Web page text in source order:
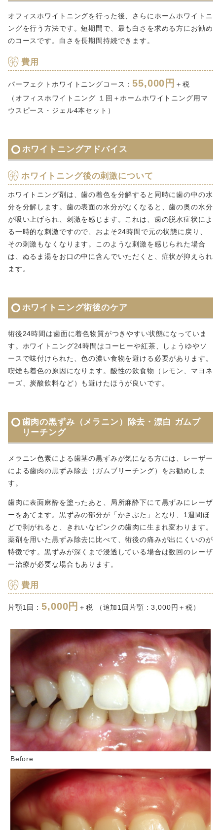
オフィスホワイトニングを行った後、さらにホームホワイトニ
ングを行う方法です。短期間で、最も白さを求める方にお勧め
のコースです。白さを長期間持続できます。
費用
パーフェクトホワイトニングコース：55,000円 ＋税
（オフィスホワイトニング １回＋ホームホワイトニング用マ
ウスピース・ジェル4本セット）
ホワイトニングアドバイス
ホワイトニング後の刺激について
ホワイトニング剤は、歯の着色を分解すると同時に歯の中の水
分を分解します。歯の表面の水分がなくなると、歯の奥の水分
が吸い上げられ、刺激を感じます。これは、歯の脱水症状によ
る一時的な刺激ですので、およそ24時間で元の状態に戻り、
その刺激もなくなります。このような刺激を感じられた場合
は、ぬるま湯をお口の中に含んでいただくと、症状が抑えられ
ます。
ホワイトニング術後のケア
術後24時間は歯面に着色物質がつきやすい状態になっていま
す。ホワイトニング24時間はコーヒーや紅茶、しょうゆやソ
ースで味付けられた、色の濃い食物を避ける必要があります。
喫煙も着色の原因になります。酸性の飲食物（レモン、マヨネ
ーズ、炭酸飲料など）も避けたほうが良いです。
歯肉の黒ずみ（メラニン）除去・漂白 ガムブ
リーチング
メラニン色素による歯茎の黒ずみが気になる方には、レーザー
による歯肉の黒ずみ除去（ガムブリーチング）をお勧めしま
す。
歯肉に表面麻酔を塗ったあと、局所麻酔下にて黒ずみにレーザ
ーをあてます。黒ずみの部分が「かさぶた」となり、1週間ほ
どで剥がれると、きれいなピンクの歯肉に生まれ変わります。
薬剤を用いた黒ずみ除去に比べて、術後の痛みが出にくいのが
特徴です。黒ずみが深くまで浸透している場合は数回のレーザ
ー治療が必要な場合もあります。
費用
片顎1回：5,000円 ＋税 （追加1回片顎：3,000円＋税）
Before